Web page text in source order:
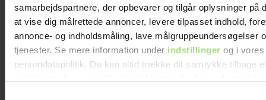
samarbejdspartnere, der opbevarer og tilgår oplysninger på
at vise dig målrettede annoncer, levere tilpasset indhold,
annonce- og indholdsmåling, lave målgruppeundersøgelser
tjenester. Se mere information under indstillinger og i vores
persondatapolitik. Du kan altid trække dit samtykke tilbage
Ur: 2 eller færre
Uy: 2 eller færre
Vo: 2 eller færre